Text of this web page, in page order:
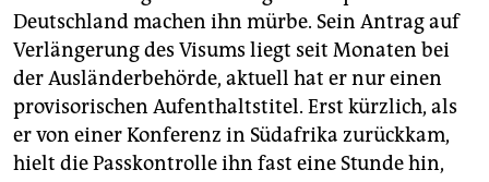
Deutschland machen ihn mürbe. Sein Antrag auf
Verlängerung des Visums liegt seit Monaten bei
der Ausländerbehörde, aktuell hat er nur einen
provisorischen Aufenthaltstitel. Erst kürzlich, als
er von einer Konferenz in Südafrika zurückkam,
hielt die Passkontrolle ihn fast eine Stunde hin,